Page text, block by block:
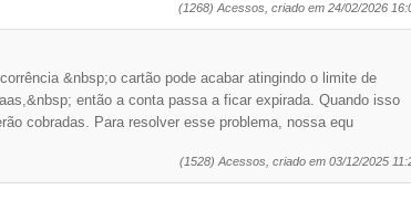
(1268) Acessos, criado em 24/02/2026
&nbsp;o cartão pode acabar atingindo o limite de
então a conta passa a ficar expirada. Quando isso
cobradas. Para resolver esse problema, nossa equ
(1528) Acessos, criado em 03/12/2025